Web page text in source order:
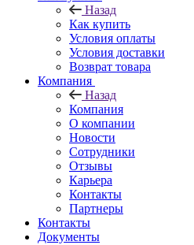
Назад
Как купить
Условия оплаты
Условия доставки
Возврат товара
Компания
Назад
Компания
О компании
Новости
Сотрудники
Отзывы
Карьера
Контакты
Партнеры
Контакты
Документы